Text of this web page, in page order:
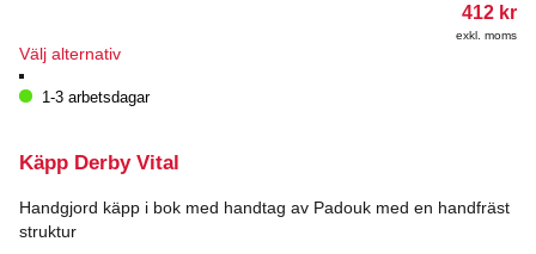
412 kr
exkl. moms
Välj alternativDen
produkten
varianter.
olika
1-3 arbetsdagar
Käpp Derby Vital
Handgjord käpp i bok med handtag av Padouk med en handfräst
struktur